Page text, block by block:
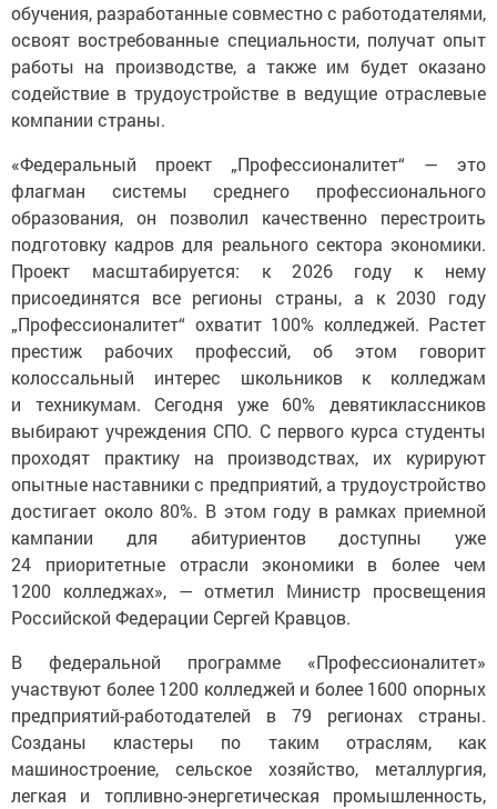
обучения, разработанные совместно с работодателями,
освоят востребованные специальности, получат опыт
работы на производстве, а также им будет оказано
содействие в трудоустройстве в ведущие отраслевые
компании страны.
«Федеральный проект „Профессионалитет“ — это
флагман системы среднего профессионального
образования, он позволил качественно перестроить
подготовку кадров для реального сектора экономики.
Проект масштабируется: к 2026 году к нему
присоединятся все регионы страны, а к 2030 году
„Профессионалитет“ охватит 100% колледжей. Растет
престиж рабочих профессий, об этом говорит
колоссальный интерес школьников к колледжам
и техникумам. Сегодня уже 60% девятиклассников
выбирают учреждения СПО. С первого курса студенты
проходят практику на производствах, их курируют
опытные наставники с предприятий, а трудоустройство
достигает около 80%. В этом году в рамках приемной
кампании для абитуриентов доступны уже
24 приоритетные отрасли экономики в более чем
1200 колледжах», — отметил Министр просвещения
Российской Федерации Сергей Кравцов.
В федеральной программе «Профессионалитет»
участвуют более 1200 колледжей и более 1600 опорных
предприятий-работодателей в 79 регионах страны.
Созданы кластеры по таким отраслям, как
машиностроение, сельское хозяйство, металлургия,
легкая и топливно-энергетическая промышленность,